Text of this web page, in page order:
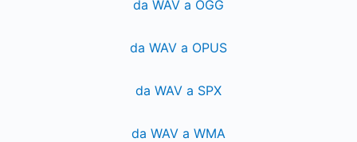
da WAV a OGG
da WAV a OPUS
da WAV a SPX
da WAV a WMA